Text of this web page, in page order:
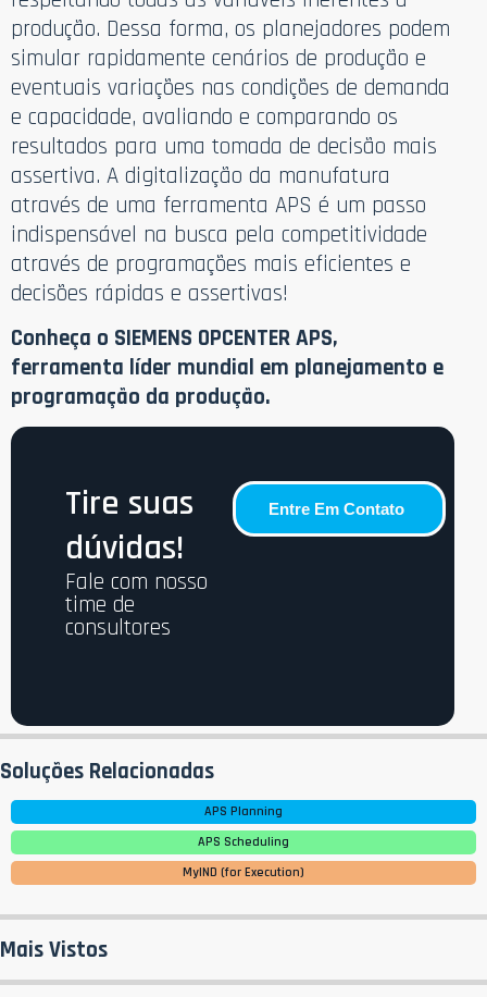
produção. Dessa forma, os planejadores podem
simular rapidamente cenários de produção e
eventuais variações nas condições de demanda
e capacidade, avaliando e comparando os
resultados para uma tomada de decisão mais
assertiva. A digitalização da manufatura
através de uma ferramenta APS é um passo
indispensável na busca pela competitividade
através de programações mais eficientes e
decisões rápidas e assertivas!
Conheça o SIEMENS OPCENTER APS,
ferramenta líder mundial em planejamento e
programação da produção.
Tire suas
dúvidas!
Fale com nosso
time de
consultores
Entre Em Contato
Soluções Relacionadas
APS Planning
APS Scheduling
MyIND (for Execution)
Mais Vistos